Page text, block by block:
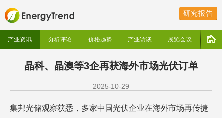
研究报告
产业资讯 分析评论 价格趋势 产业访谈 展览会议
晶科、晶澳等3企再获海外市场光伏订单
2025-10-29
集邦光储观察获悉，多家中国光伏企业在海外市场再传捷